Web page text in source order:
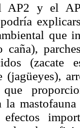
AP2 y el
que
caña),
(zacate
(jagüeyes),
que
la
efectos